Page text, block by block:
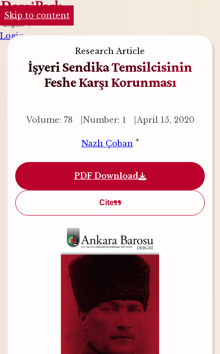
English
Login
Research Article
İşyeri Sendika Temsilcisinin
Feshe Karşı Korunması
Volume: 78 Number: 1 April 15, 2020
Nazlı Çoban *
PDF Download
Cite
Skip to content